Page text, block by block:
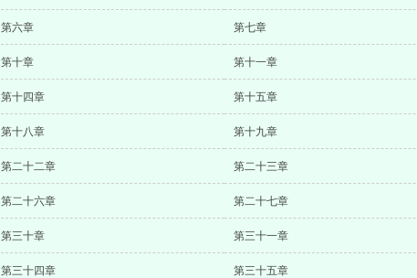
第六章 第七章
第十章 第十一章
第十四章 第十五章
第十八章 第十九章
第二十二章 第二十三章
第二十六章 第二十七章
第三十章 第三十一章
第三十四章 第三十五章